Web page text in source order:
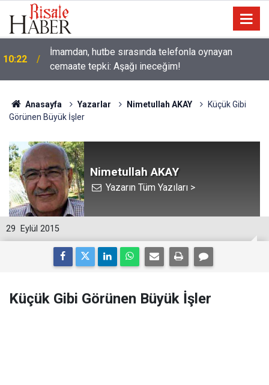
10:22
İmamdan, hutbe sırasında telefonla oynayan
cemaate tepki: Aşağı ineceğim!
Anasayfa Yazarlar Nimetullah AKAY
Küçük Gibi
Görünen Büyük İşler
Nimetullah AKAY
Yazarın Tüm Yazıları >
29 Eylül 2015
Küçük Gibi Görünen Büyük İşler